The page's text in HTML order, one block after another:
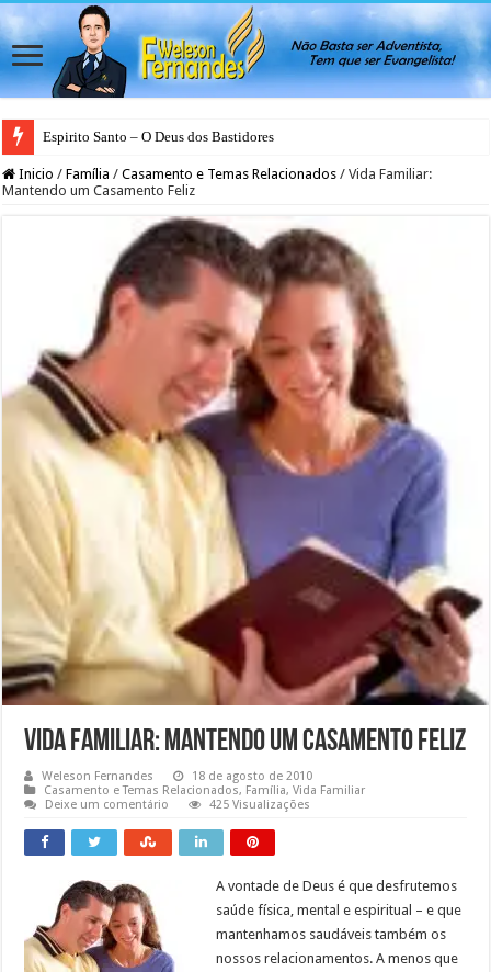
Espirito Santo – O Deus dos Bastidores
Inicio / Família / Casamento e Temas Relacionados / Vida Familiar:
Mantendo um Casamento Feliz
Vida Familiar: Mantendo um Casamento Feliz
Weleson Fernandes
18 de agosto de 2010
Casamento e Temas Relacionados, Família,Vida Familiar
Deixe um comentário
425 Visualizações
A vontade de Deus é que desfrutemos
saúde física, mental e espiritual – e que
mantenhamos saudáveis também os
nossos relacionamentos. A menos que